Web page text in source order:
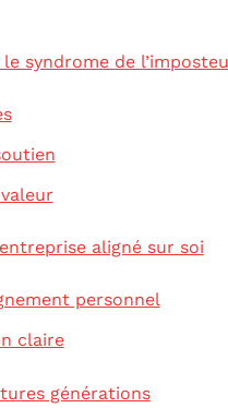
syndrome de
aligné sur soi
personnel
claire
générations